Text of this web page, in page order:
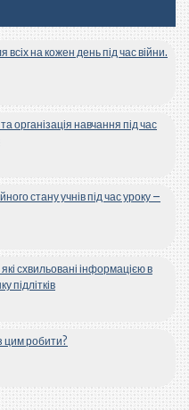
на кожен день під час війни.
організація навчання під час
стану учнів під час уроку –
схвильовані інформацією в
підлітків
цим робити?